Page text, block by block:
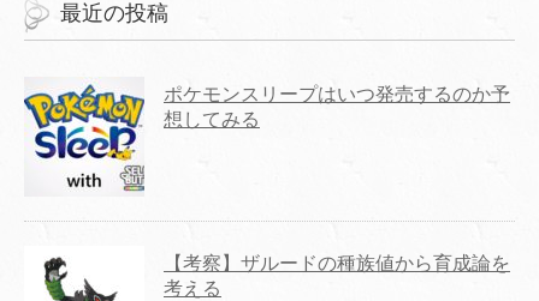
最近の投稿
ポケモンスリープはいつ発売するのか予
想してみる
【考察】ザルードの種族値から育成論を
考える